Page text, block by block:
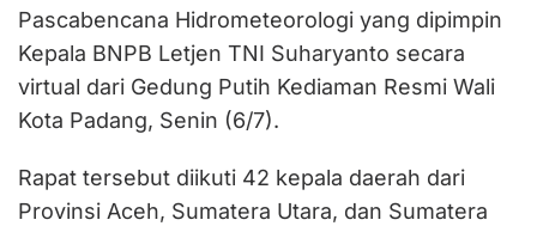
Pascabencana Hidrometeorologi yang dipimpin
Kepala BNPB Letjen TNI Suharyanto secara
virtual dari Gedung Putih Kediaman Resmi Wali
Kota Padang, Senin (6/7).
Rapat tersebut diikuti 42 kepala daerah dari
Provinsi Aceh, Sumatera Utara, dan Sumatera